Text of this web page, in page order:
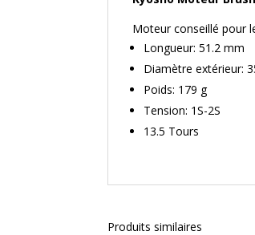
Moteur conseillé pour
Longueur: 51.2 mm
Diamètre extérieur:
Poids: 179 g
Tension: 1S-2S
13.5 Tours
Produits similaires